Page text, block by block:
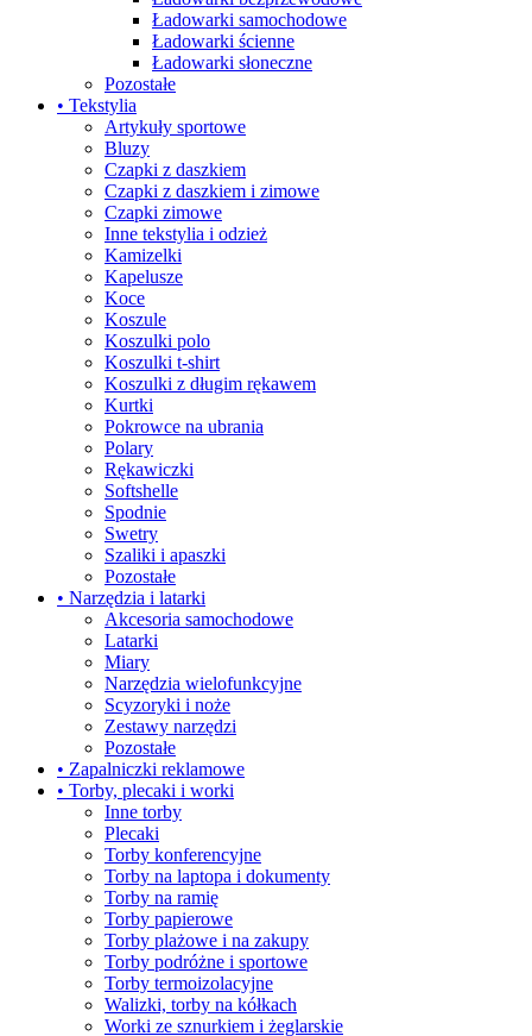
Ładowarki samochodowe
Ładowarki ścienne
Ładowarki słoneczne
Pozostałe
• Tekstylia
Artykuły sportowe
Bluzy
Czapki z daszkiem
Czapki z daszkiem i zimowe
Czapki zimowe
Inne tekstylia i odzież
Kamizelki
Kapelusze
Koce
Koszule
Koszulki polo
Koszulki t-shirt
Koszulki z długim rękawem
Kurtki
Pokrowce na ubrania
Polary
Rękawiczki
Softshelle
Spodnie
Swetry
Szaliki i apaszki
Pozostałe
• Narzędzia i latarki
Akcesoria samochodowe
Latarki
Miary
Narzędzia wielofunkcyjne
Scyzoryki i noże
Zestawy narzędzi
Pozostałe
• Zapalniczki reklamowe
• Torby, plecaki i worki
Inne torby
Plecaki
Torby konferencyjne
Torby na laptopa i dokumenty
Torby na ramię
Torby papierowe
Torby plażowe i na zakupy
Torby podróżne i sportowe
Torby termoizolacyjne
Walizki, torby na kółkach
Worki ze sznurkiem i żeglarskie